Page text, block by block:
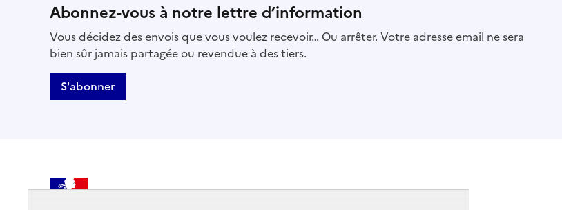
Abonnez-vous à notre lettre d’information
Vous décidez des envois que vous voulez recevoir… Ou arrêter. Votre adresse email ne sera
bien sûr jamais partagée ou revendue à des tiers.
S'abonner